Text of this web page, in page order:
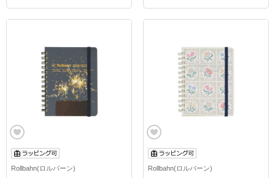
Rollbahn(ロルバーン) Rollbahn(ロルバーン)